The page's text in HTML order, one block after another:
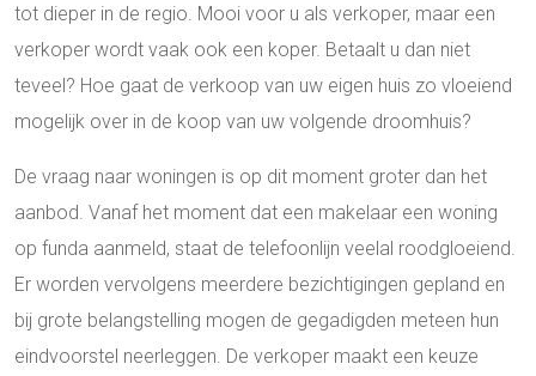
tot dieper in de regio. Mooi voor u als verkoper, maar een
verkoper wordt vaak ook een koper. Betaalt u dan niet
teveel? Hoe gaat de verkoop van uw eigen huis zo vloeiend
mogelijk over in de koop van uw volgende droomhuis?
De vraag naar woningen is op dit moment groter dan het
aanbod. Vanaf het moment dat een makelaar een woning
op funda aanmeld, staat de telefoonlijn veelal roodgloeiend.
Er worden vervolgens meerdere bezichtigingen gepland en
bij grote belangstelling mogen de gegadigden meteen hun
eindvoorstel neerleggen. De verkoper maakt een keuze